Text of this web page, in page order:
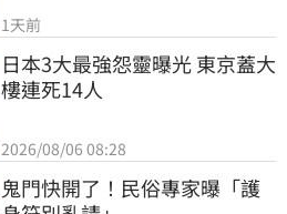
1天前
日本3大最強怨靈曝光 東京蓋大
樓連死14人
2026/08/06 08:28
鬼門快開了！民俗專家曝「護